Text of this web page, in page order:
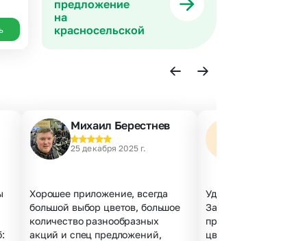
предложение
на
красносельской
Михаил Берестнев
25 декабря 2025 г.
Хорошее приложение, всегда
большой выбор цветов, большое
количество разнообразных
акций и спец предложений,
Удобный сайт, все
Заказала за 5 минут,
проблем. Курьер
цветы свежие, не